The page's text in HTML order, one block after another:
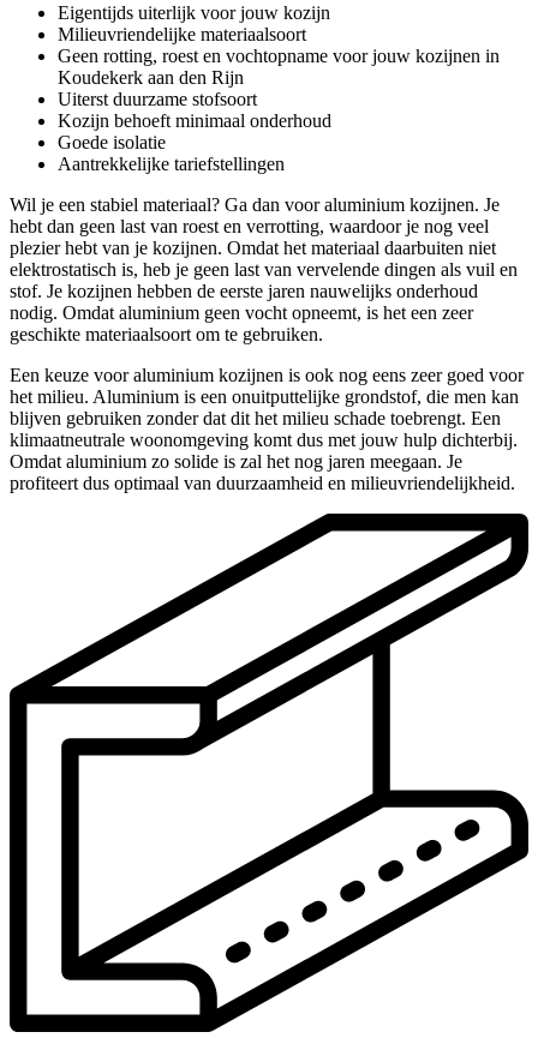
Eigentijds uiterlijk voor jouw kozijn
Milieuvriendelijke materiaalsoort
Geen rotting, roest en vochtopname voor jouw kozijnen in
Koudekerk aan den Rijn
Uiterst duurzame stofsoort
Kozijn behoeft minimaal onderhoud
Goede isolatie
Aantrekkelijke tariefstellingen
Wil je een stabiel materiaal? Ga dan voor aluminium kozijnen. Je
hebt dan geen last van roest en verrotting, waardoor je nog veel
plezier hebt van je kozijnen. Omdat het materiaal daarbuiten niet
elektrostatisch is, heb je geen last van vervelende dingen als vuil en
stof. Je kozijnen hebben de eerste jaren nauwelijks onderhoud
nodig. Omdat aluminium geen vocht opneemt, is het een zeer
geschikte materiaalsoort om te gebruiken.
Een keuze voor aluminium kozijnen is ook nog eens zeer goed voor
het milieu. Aluminium is een onuitputtelijke grondstof, die men kan
blijven gebruiken zonder dat dit het milieu schade toebrengt. Een
klimaatneutrale woonomgeving komt dus met jouw hulp dichterbij.
Omdat aluminium zo solide is zal het nog jaren meegaan. Je
profiteert dus optimaal van duurzaamheid en milieuvriendelijkheid.